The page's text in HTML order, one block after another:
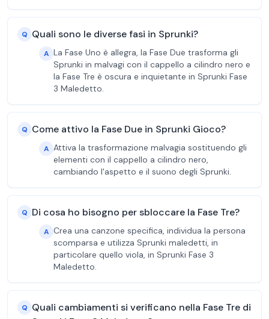
Q Quali sono le diverse fasi in Sprunki?
A La Fase Uno è allegra, la Fase Due trasforma gli
Sprunki in malvagi con il cappello a cilindro nero e
la Fase Tre è oscura e inquietante in Sprunki Fase
3 Maledetto.
Q Come attivo la Fase Due in Sprunki Gioco?
A Attiva la trasformazione malvagia sostituendo gli
elementi con il cappello a cilindro nero,
cambiando l'aspetto e il suono degli Sprunki.
Q Di cosa ho bisogno per sbloccare la Fase Tre?
A Crea una canzone specifica, individua la persona
scomparsa e utilizza Sprunki maledetti, in
particolare quello viola, in Sprunki Fase 3
Maledetto.
Q Quali cambiamenti si verificano nella Fase Tre di